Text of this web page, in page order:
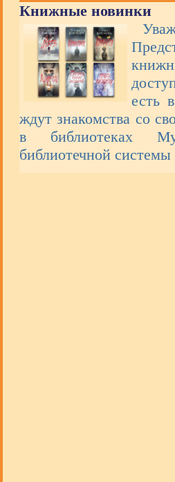
Книжные новинки
есть
ждут знакомства со
в библиотеках
библиотечной